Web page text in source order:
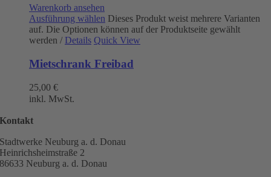
Warenkorb ansehen
Ausführung wählen Dieses Produkt weist mehrere Varianten
auf. Die Optionen können auf der Produktseite gewählt
werden / Details Quick View
Mietschrank Freibad
25,00 €
inkl. MwSt.
Kontakt
Stadtwerke Neuburg a. d. Donau
Heinrichsheimstraße 2
86633 Neuburg a. d. Donau